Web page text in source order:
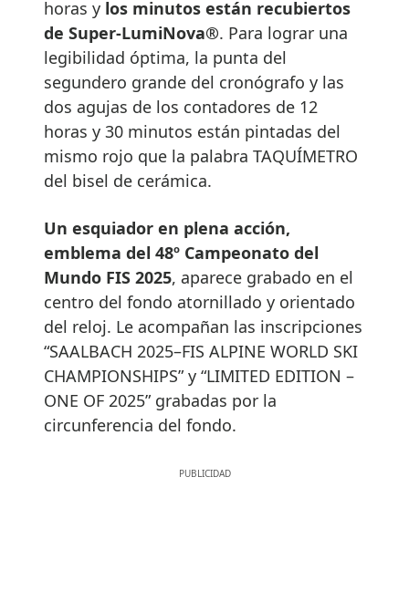
horas y los minutos están recubiertos
de Super-LumiNova®. Para lograr una
legibilidad óptima, la punta del
segundero grande del cronógrafo y las
dos agujas de los contadores de 12
horas y 30 minutos están pintadas del
mismo rojo que la palabra TAQUÍMETRO
del bisel de cerámica.
Un esquiador en plena acción,
emblema del 48º Campeonato del
Mundo FIS 2025, aparece grabado en el
centro del fondo atornillado y orientado
del reloj. Le acompañan las inscripciones
“SAALBACH 2025–FIS ALPINE WORLD SKI
CHAMPIONSHIPS” y “LIMITED EDITION –
ONE OF 2025” grabadas por la
circunferencia del fondo.